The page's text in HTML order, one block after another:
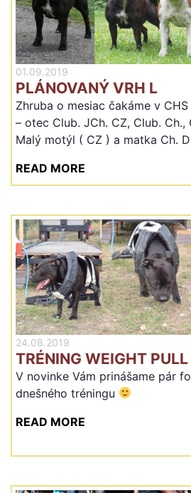
01.09.2019
PLÁNOVANÝ VRH L
Zhruba o mesiac čakáme v
– otec Club. JCh. CZ, Club.
Malý motýl ( CZ ) a matka Ch.
READ MORE
24.08.2019
TRÉNING WEIGHT PULL
V novinke Vám prinášame pár
dnešného tréningu
READ MORE